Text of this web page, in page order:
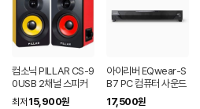
컴소닉 PILLAR CS-9
0USB 2채널 스피커
최저 15,900원
아이리버 EQwear-S
B7 PC 컴퓨터 사운드
바스피커
17,500원